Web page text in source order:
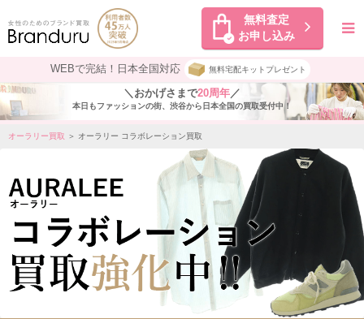
無料査定
お申し込み
WEBで完結！日本全国対応 無料宅配キットプレゼント
＼おかげさまで20周年／
本日もファッションの街、渋谷から日本全国の買取受付中！
オーラリー買取 ＞ オーラリー コラボレーション買取